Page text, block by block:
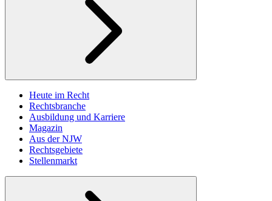
Heute im Recht
Rechtsbranche
Ausbildung und Karriere
Magazin
Aus der NJW
Rechtsgebiete
Stellenmarkt